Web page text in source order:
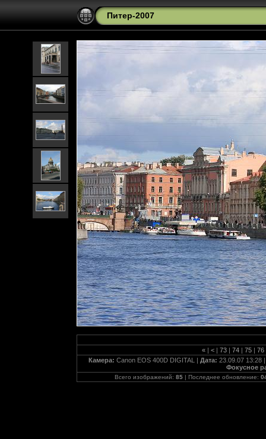
Питер-2007
« | < | 73 | 74 | 75 | 76
Камера: Canon EOS 400D DIGITAL | Дата: 23.09.07 13:28
Фокусное
Всего изображений: 85 | Последнее обновление: